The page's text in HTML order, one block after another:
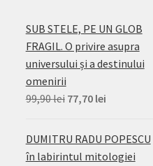
SUB STELE, PE UN GLOB
FRAGIL. O privire asupra
universului și a destinului
omenirii
99,90lei Prețul
a
fost:
77,70 leiPrețul
este:
77,70 lei.
DUMITRU RADU POPESCU
în labirintul mitologiei